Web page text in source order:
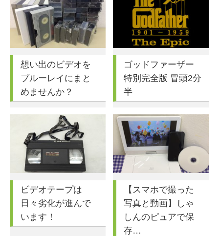
想い出のビデオを
ブルーレイにまと
めませんか？
ゴッドファーザー
特別完全版 冒頭2分
半
ビデオテープは
日々劣化が進んで
います！
【スマホで撮った
写真と動画】しゃ
しんのピュアで保
存…